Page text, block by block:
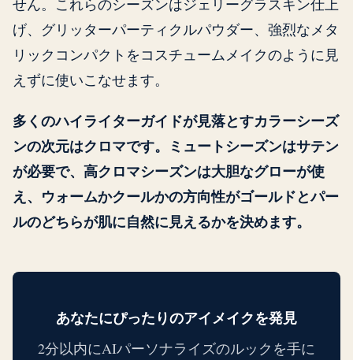
せん。これらのシーズンはジェリーグラスキン仕上
げ、グリッターパーティクルパウダー、強烈なメタ
リックコンパクトをコスチュームメイクのように見
えずに使いこなせます。
多くのハイライターガイドが見落とすカラーシーズ
ンの次元はクロマです。ミュートシーズンはサテン
が必要で、高クロマシーズンは大胆なグローが使
え、ウォームかクールかの方向性がゴールドとパー
ルのどちらが肌に自然に見えるかを決めます。
あなたにぴったりのアイメイクを発見
2分以内にAIパーソナライズのルックを手に